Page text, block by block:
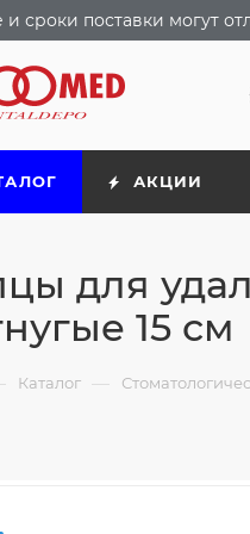
и сроки поставки могут
АКЦИИ
для
15 см
Каталог —